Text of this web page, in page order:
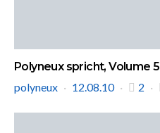
Polyneux spricht, Volume 5
polyneux
12.08.10 2